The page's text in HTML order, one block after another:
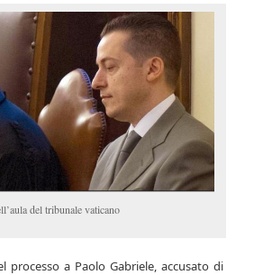
del tribunale vaticano
processo a Paolo Gabriele, accusato di